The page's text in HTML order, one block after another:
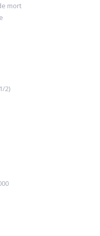
mort
2)